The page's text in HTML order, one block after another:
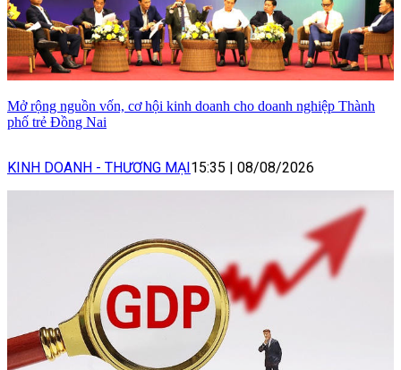
Mở rộng nguồn vốn, cơ hội kinh doanh cho doanh nghiệp Thành
phố trẻ Đồng Nai
KINH DOANH - THƯƠNG MẠI 15:35 08/08/2026